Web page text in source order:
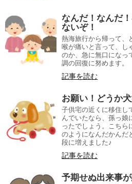
なんだ！なんだ
ないぞ！
熱海旅行から帰って、
喉が痛いと言って、し
のか、急に無口になっ
調の回復に努めます。
記事を読む
お願い！どうか
子供宅の近くに移住し
んでいたなら、孫っ娘
ったでしょう。こちら
のようになんだかんだ
段に増えました♪
記事を読む
予期せぬ出来事